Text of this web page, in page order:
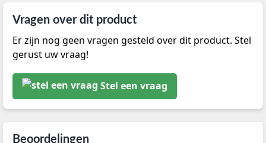
Vragen over dit product
Er zijn nog geen vragen gesteld over dit product. Stel
gerust uw vraag!
Stel een vraag
Beoordelingen